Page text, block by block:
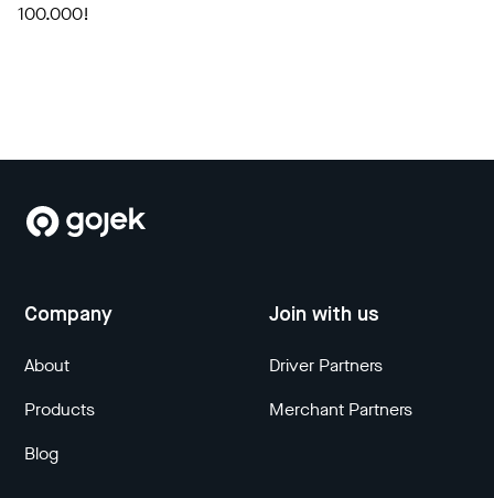
100.000!
Company
About
Products
Blog
Join with us
Driver Partners
Merchant Partners